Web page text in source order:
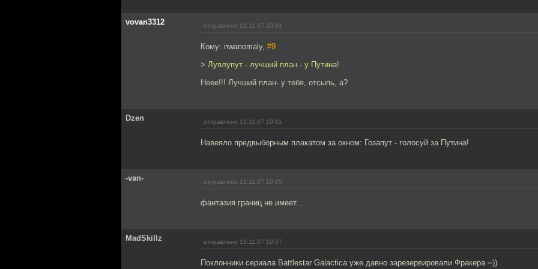
vovan3312 отправлено 13.11.07 10:01
Кому: nwanomaly, #9
> Луплупут - лучший план - у Путина!
Неее!!! Лучший план- у тебя, отсыпь, а?
Dzen отправлено 13.11.07 10:01
Навеяло предвыборным плакатом за окном: Гозапут - голосуй за Путина!
-van- отправлено 13.11.07 10:05
фантазия границ не имеет...
MadSkillz отправлено 13.11.07 10:07
Поклонники сериала Battlestar Galactica уже давно зарезервировали Фракера =))